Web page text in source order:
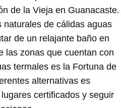
de la Vieja en Guanacaste.
naturales de cálidas aguas
de un relajante baño en
las zonas que cuentan con
termales es la Fortuna de
alternativas es
certificados y seguir